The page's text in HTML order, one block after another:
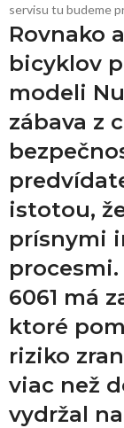
servisu tu budeme
Rovnako
bicyklov
modeli
zábava z
istotou,
prísnymi
6061 má
ktoré
riziko
viac než
vydržal